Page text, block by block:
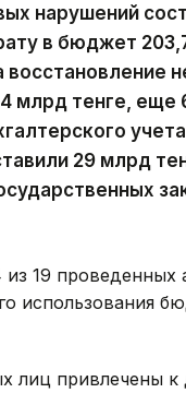
нарушений
в бюджет
млрд тенге,
29 млрд
19 проведенных
использования
лиц привлечены к